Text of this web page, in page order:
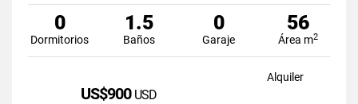
0
Dormitorios
1.5
Baños
0
Garaje
56
Área m2
Alquiler
US$900 USD